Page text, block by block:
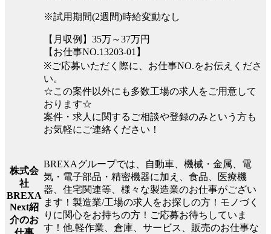
※試用期間(2週間)時給変動なし
【月収例】35万～37万円
【お仕事NO.13203-01】
※ご応募いただく際に、お仕事NO.をお伝えくださ
い。
☆この案件以外にも多数工場の求人をご用意して
おります☆
案件・求人に関するご相談や登録のみという方も
お気軽にご連絡ください！
株式会
社
BREXA
Next紹
介のお
BREXAグループでは、自動車、機械・金属、電
気・電子部品・精密機器に加え、食品、医療機
器、住宅関連等、様々な製造業のお仕事がござい
ます！製造業/工場の求人をお探しの方！モノづく
りに関心をお持ちの方！ご応募お待ちしていま
す！他.軽作業、倉庫、サービス、販売のお仕事な